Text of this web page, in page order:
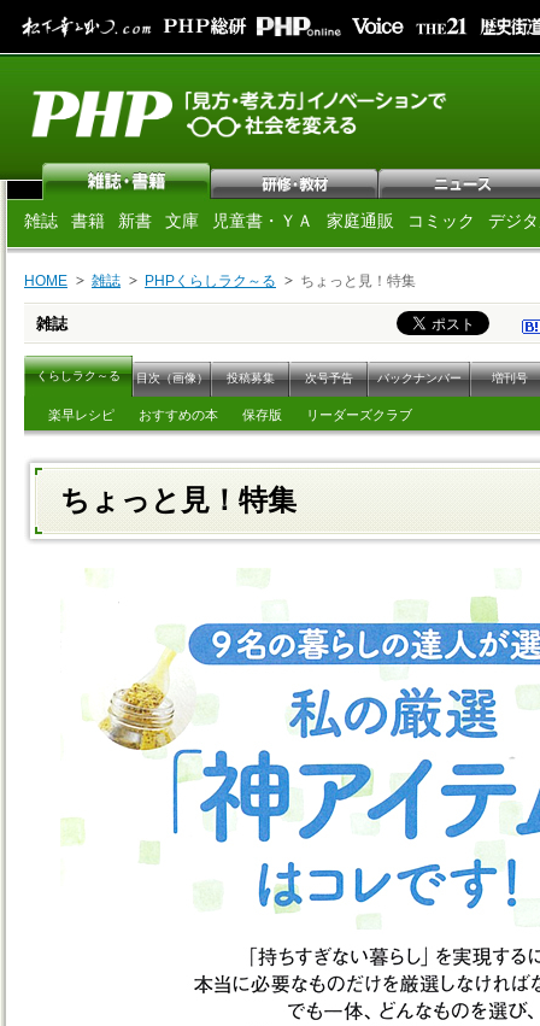
雑誌 書籍 新書 文庫 児童書・ＹＡ 家庭通販 コミック デジ
HOME 雑誌 PHPくらしラク～る ちょっと見！特集
雑誌
くらしラク～る 目次（画像） 投稿募集 次号予告 バックナンバー 増刊号
楽早レシピ おすすめの本 保存版 リーダーズクラブ
ちょっと見！特集